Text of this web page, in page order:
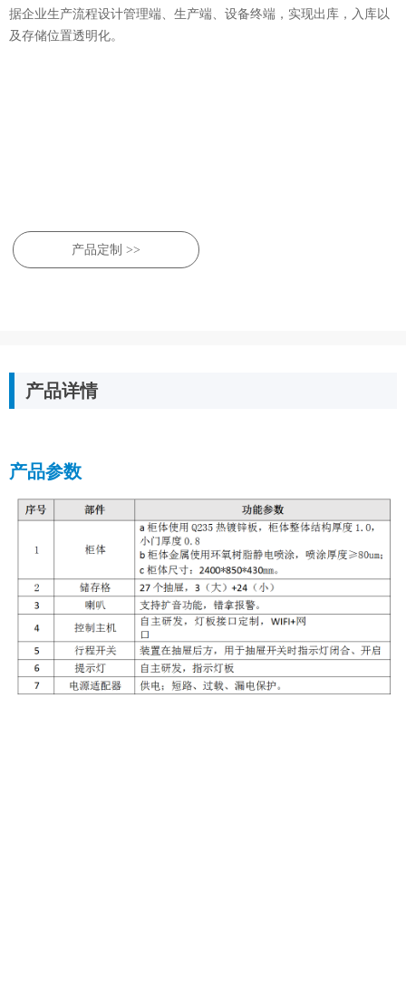
据企业生产流程设计管理端、生产端、设备终端，实现出库，入库以
及存储位置透明化。
产品定制 >>
产品详情
产品参数